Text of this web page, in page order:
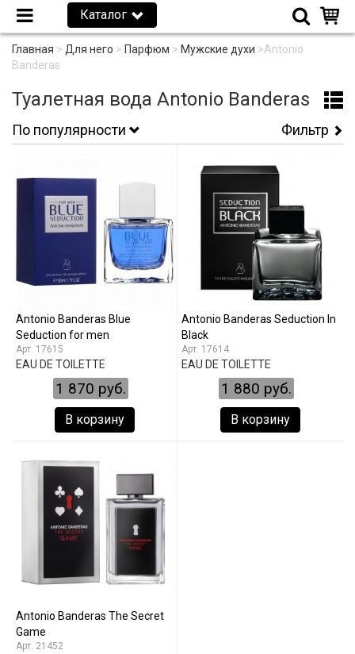
Каталог
Главная > Для него > Парфюм > Мужские духи >Antonio
Banderas
Туалетная вода Antonio Banderas
По популярности Фильтр
Antonio Banderas Blue
Seduction for men
17615
EAU DE TOILETTE
1 870 руб.
В корзину
Antonio Banderas Seduction In
Black
17614
EAU DE TOILETTE
1 880 руб.
В корзину
Antonio Banderas The Secret
Game
21452